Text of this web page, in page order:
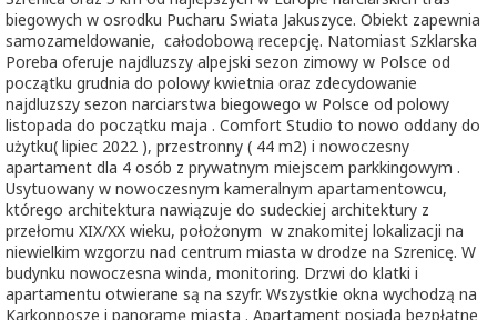
biegowych w osrodku Pucharu Swiata Jakuszyce. Obiekt zapewnia
samozameldowanie, całodobową recepcję. Natomiast Szklarska
Poreba oferuje najdluzszy alpejski sezon zimowy w Polsce od
początku grudnia do polowy kwietnia oraz zdecydowanie
najdluzszy sezon narciarstwa biegowego w Polsce od polowy
listopada do początku maja . Comfort Studio to nowo oddany do
użytku( lipiec 2022 ), przestronny ( 44 m2) i nowoczesny
apartament dla 4 osób z prywatnym miejscem parkkingowym .
Usytuowany w nowoczesnym kameralnym apartamentowcu,
którego architektura nawiązuje do sudeckiej architektury z
przełomu XIX/XX wieku, położonym w znakomitej lokalizacji na
niewielkim wzgorzu nad centrum miasta w drodze na Szrenicę. W
budynku nowoczesna winda, monitoring. Drzwi do klatki i
apartamentu otwierane są na szyfr. Wszystkie okna wychodzą na
Karkonposze i panoramę miasta . Apartament posiada bezpłatne